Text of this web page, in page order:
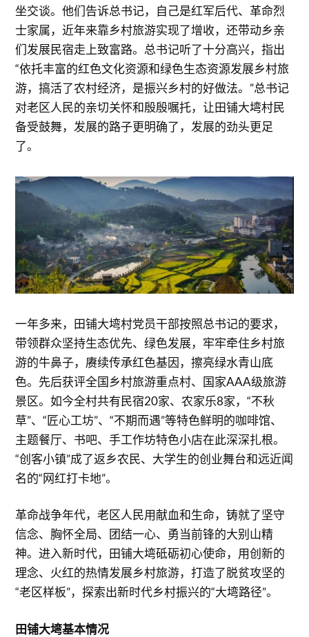
坐交谈。他们告诉总书记，自己是红军后代、革命烈
士家属，近年来靠乡村旅游实现了增收，还带动乡亲
们发展民宿走上致富路。总书记听了十分高兴，指出
“依托丰富的红色文化资源和绿色生态资源发展乡村旅
游，搞活了农村经济，是振兴乡村的好做法。”总书记
对老区人民的亲切关怀和殷殷嘱托，让田铺大塆村民
备受鼓舞，发展的路子更明确了，发展的劲头更足
了。
一年多来，田铺大塆村党员干部按照总书记的要求，
带领群众坚持生态优先、绿色发展，牢牢牵住乡村旅
游的牛鼻子，赓续传承红色基因，擦亮绿水青山底
色。先后获评全国乡村旅游重点村、国家AAA级旅游
景区。如今全村共有民宿20家、农家乐8家，“不秋
草”、“匠心工坊”、“不期而遇”等特色鲜明的咖啡馆、
主题餐厅、书吧、手工作坊特色小店在此深深扎根。
“创客小镇”成了返乡农民、大学生的创业舞台和远近闻
名的“网红打卡地”。
革命战争年代，老区人民用献血和生命，铸就了坚守
信念、胸怀全局、团结一心、勇当前锋的大别山精
神。进入新时代，田铺大塆砥砺初心使命，用创新的
理念、火红的热情发展乡村旅游，打造了脱贫攻坚的
“老区样板”，探索出新时代乡村振兴的“大塆路径”。
田铺大塆基本情况